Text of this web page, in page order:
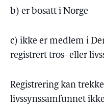
b) er bosatt i Norge
c) ikke er medlem i
registrert tros- eller
Registrering kan
livssynssamfunnet